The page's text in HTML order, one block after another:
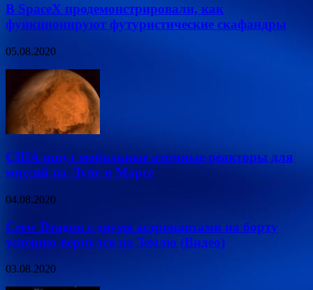
В SpaceX продемонстрировали, как
функционируют футуристические скафандры
05.08.2020
США ищут мобильные атомные реакторы для
миссий на Луне и Марсе
04.08.2020
Crew Dragon с двумя астронавтами на борту
успешно вернулся на Землю (Видео)
03.08.2020